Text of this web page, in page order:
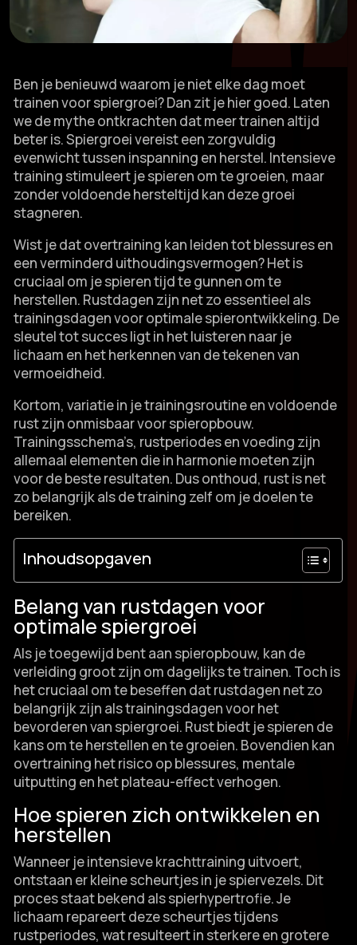
Ben je benieuwd waarom je niet elke dag moet
trainen voor spiergroei? Dan zit je hier goed.​ Laten
we de mythe ontkrachten dat meer trainen altijd
beter is.​ Spiergroei vereist een zorgvuldig
evenwicht tussen inspanning en herstel.​ Intensieve
training stimuleert je spieren om te groeien, maar
zonder voldoende hersteltijd kan deze groei
stagneren.​
Wist je dat overtraining kan leiden tot blessures en
een verminderd uithoudingsvermogen? Het is
cruciaal om je spieren tijd te gunnen om te
herstellen.​ Rustdagen zijn net zo essentieel als
trainingsdagen voor optimale spierontwikkeling.​ De
sleutel tot succes ligt in het luisteren naar je
lichaam en het herkennen van de tekenen van
vermoeidheid.​
Kortom, variatie in je trainingsroutine en voldoende
rust zijn onmisbaar voor spieropbouw.​
Trainingsschema’s, rustperiodes en voeding zijn
allemaal elementen die in harmonie moeten zijn
voor de beste resultaten.​ Dus onthoud, rust is net
zo belangrijk als de training zelf om je doelen te
bereiken.​
Inhoudsopgaven
Belang van rustdagen voor
optimale spiergroei
Als je toegewijd bent aan spieropbouw, kan de
verleiding groot zijn om dagelijks te trainen.​ Toch is
het cruciaal om te beseffen dat rustdagen net zo
belangrijk zijn als trainingsdagen voor het
bevorderen van spiergroei.​ Rust biedt je spieren de
kans om te herstellen en te groeien.​ Bovendien kan
overtraining het risico op blessures, mentale
uitputting en het plateau-effect verhogen.​
Hoe spieren zich ontwikkelen en
herstellen
Wanneer je intensieve krachttraining uitvoert,
ontstaan er kleine scheurtjes in je spiervezels.​ Dit
proces staat bekend als spierhypertrofie.​ Je
lichaam repareert deze scheurtjes tijdens
rustperiodes, wat resulteert in sterkere en grotere